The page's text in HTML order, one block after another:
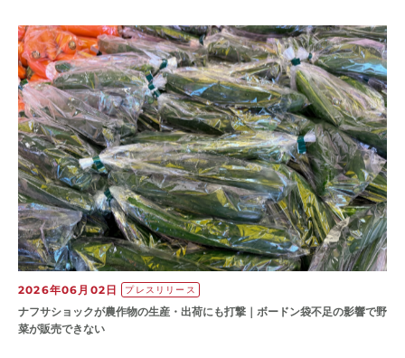
2026年06月02日 プレスリリース
ナフサショックが農作物の⽣産・出荷にも打撃｜ボードン袋不⾜の影響で野
菜が販売できない